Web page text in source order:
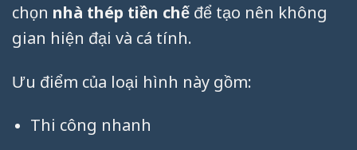
chọn nhà thép tiền chế để tạo nên không
gian hiện đại và cá tính.
Ưu điểm của loại hình này gồm:
Thi công nhanh